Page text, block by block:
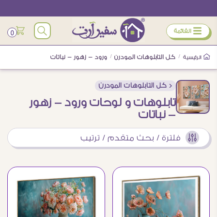
ÿ القائمة 0
الرئيسية / كل التابلوهات المودرن / ورود - زهور - نباتات
< كل التابلوهات المودرن
تابلوهات و لوحات ورود - زهور
- نباتات
فلترة / بحث متقدم / ترتيب